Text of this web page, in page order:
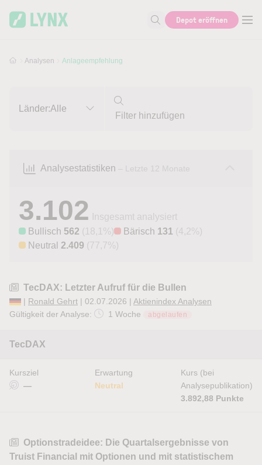
Suche nach Aktie, Autor...
Depot eröffnen
Analysen Anlageempfehlung
Länder:Alle
Analysestatistiken – Letzte 12 Monate
3.102
Insgesamt analysiert
Bullisch 562 (18,1%) Bärisch 131 (4,2%)
Neutral 2.409 (77,7%)
TecDAX: Letzter Aufruf für die Bullen
| Ronald Gehrt | 02.07.2026 | Aktienindex Analysen
Gültigkeit der Analyse:
1 Woche abgelaufen
TecDAX
Kursziel
—
Erwartung
Neutral
Kurs (bei
Analysepublikation)
3.892,88 Punkte
Optionstradeidee: Die Quartalsergebnisse von
Truist Financial mit Optionen und mit statistischem